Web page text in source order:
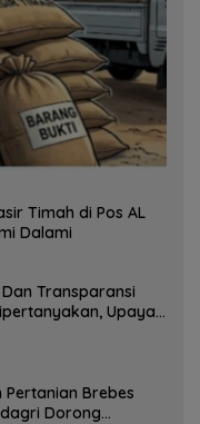
Timah di Pos AL
Dalami
Transparansi
Upaya
Brebes
Dorong